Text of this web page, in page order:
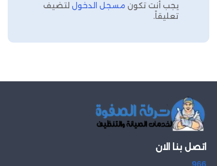
يجب أنت تكون مسجل الدخول لتضيف
تعليقاً.
اتصل بنا الان